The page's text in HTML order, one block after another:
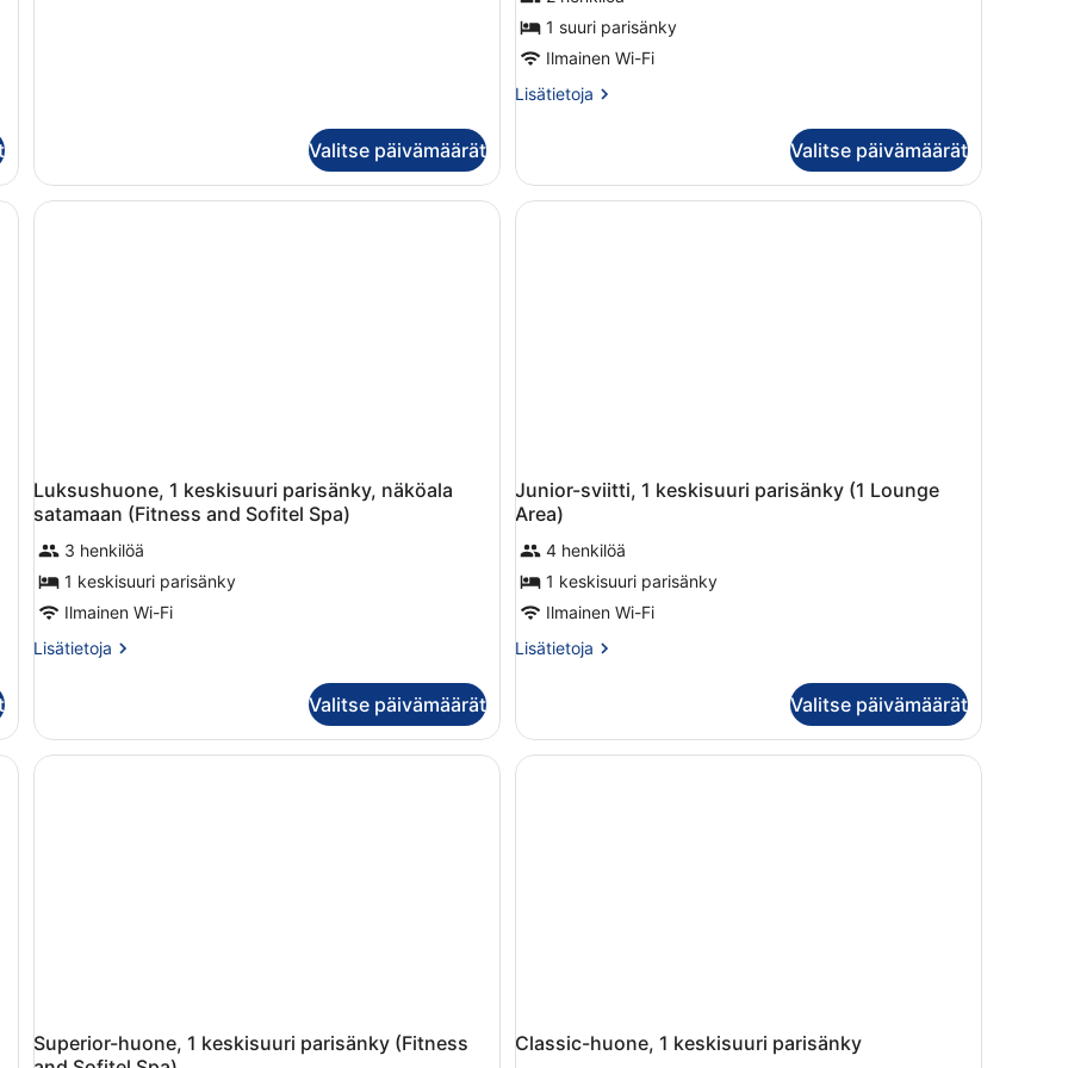
Valitse päivämäärät
1 suuri parisänky
Ilmainen Wi-Fi
Lisätietoja
Lisätietoja
Valitse päivämäärät
Luksushuone, 1 keskisuuri parisänky, näköala
satamaan (Fitness and Sofitel Spa)
3 henkilöä
1 keskisuuri parisänky
Ilmainen Wi-Fi
Lisätietoja
Lisätietoja
keskisuuri
parisänky,
näköala
Valitse päivämäärät
Junior-sviitti, 1 keskisuuri parisänky (1 Lounge
Area)
4 henkilöä
1 keskisuuri parisänky
Ilmainen Wi-Fi
Lisätietoja
Lisätietoja
1
keskisuuri
parisänky
Valitse päivämäärät
Superior-huone, 1 keskisuuri parisänky (Fitness
Classic-huone, 1 keskisuuri parisänky